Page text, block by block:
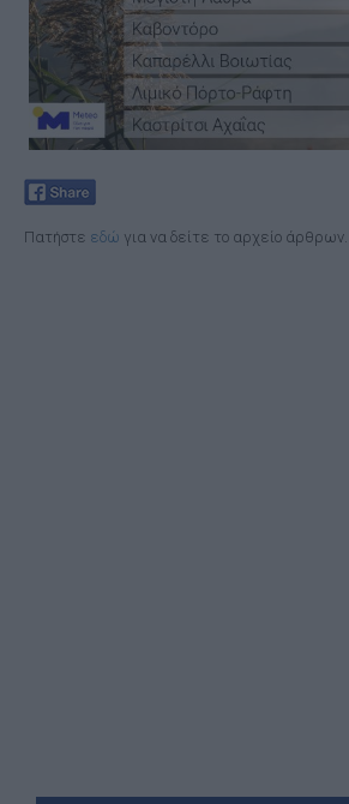
Πατήστε εδώ για να δείτε το αρχείο άρθρων.